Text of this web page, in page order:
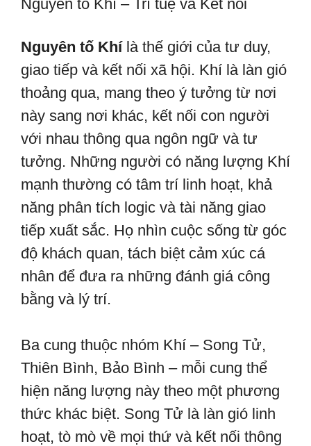
Nguyên tố Khí – Trí tuệ và Kết nối
Nguyên tố Khílà thế giới của tư duy,
giao tiếp và kết nối xã hội. Khí là làn gió
thoảng qua, mang theo ý tưởng từ nơi
này sang nơi khác, kết nối con người
với nhau thông qua ngôn ngữ và tư
tưởng. Những người có năng lượng Khí
mạnh thường có tâm trí linh hoạt, khả
năng phân tích logic và tài năng giao
tiếp xuất sắc. Họ nhìn cuộc sống từ góc
độ khách quan, tách biệt cảm xúc cá
nhân để đưa ra những đánh giá công
bằng và lý trí.
Ba cung thuộc nhóm Khí – Song Tử,
Thiên Bình, Bảo Bình – mỗi cung thể
hiện năng lượng này theo một phương
thức khác biệt. Song Tử là làn gió linh
hoạt, tò mò về mọi thứ và kết nối thông